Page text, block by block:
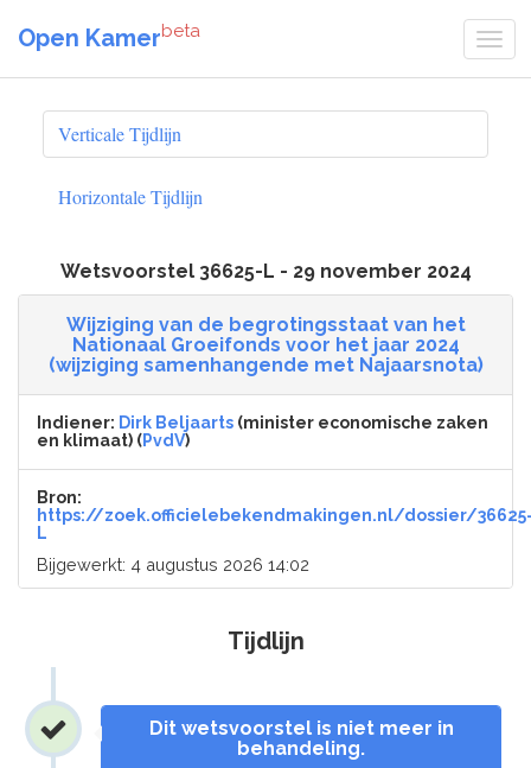
Open Kamerbeta
Verticale Tijdlijn
Horizontale Tijdlijn
Wetsvoorstel 36625-L - 29 november 2024
Wijziging van de begrotingsstaat van het
Nationaal Groeifonds voor het jaar 2024
(wijziging samenhangende met Najaarsnota)
Indiener: Dirk Beljaarts (minister economische zaken
en klimaat) (PvdV)
Bron:
https://zoek.officielebekendmakingen.nl/dossier/
L
Bijgewerkt: 4 augustus 2026 14:02
Tijdlijn
Dit wetsvoorstel is niet meer in
behandeling.